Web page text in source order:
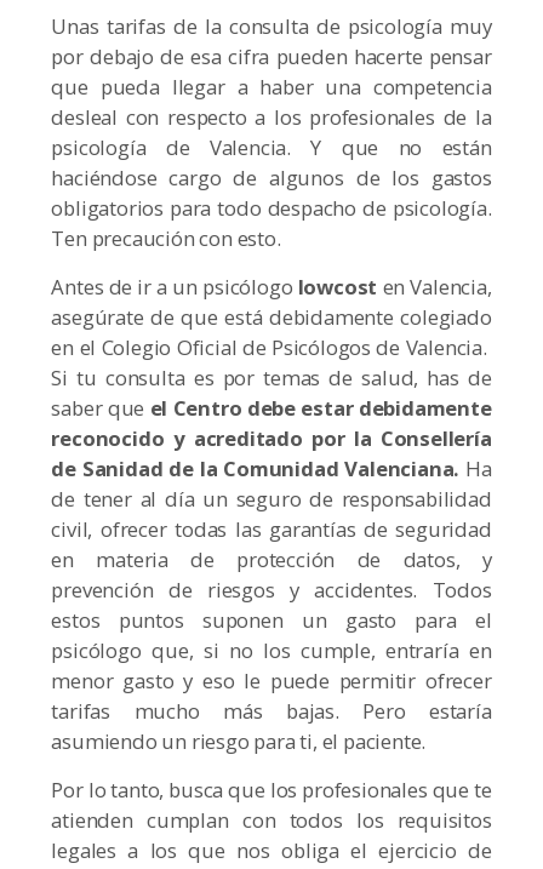
Unas tarifas de la consulta de psicología muy
por debajo de esa cifra pueden hacerte pensar
que pueda llegar a haber una competencia
desleal con respecto a los profesionales de la
psicología de Valencia. Y que no están
haciéndose cargo de algunos de los gastos
obligatorios para todo despacho de psicología.
Ten precaución con esto.
Antes de ir a un psicólogo lowcost en Valencia,
asegúrate de que está debidamente colegiado
en el Colegio Oficial de Psicólogos de Valencia.
Si tu consulta es por temas de salud, has de
saber que el Centro debe estar debidamente
reconocido y acreditado por la Consellería
de Sanidad de la Comunidad Valenciana. Ha
de tener al día un seguro de responsabilidad
civil, ofrecer todas las garantías de seguridad
en materia de protección de datos, y
prevención de riesgos y accidentes. Todos
estos puntos suponen un gasto para el
psicólogo que, si no los cumple, entraría en
menor gasto y eso le puede permitir ofrecer
tarifas mucho más bajas. Pero estaría
asumiendo un riesgo para ti, el paciente.
Por lo tanto, busca que los profesionales que te
atienden cumplan con todos los requisitos
legales a los que nos obliga el ejercicio de